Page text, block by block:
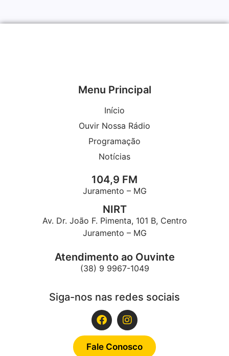
Menu Principal
Início
Ouvir Nossa Rádio
Programação
Notícias
104,9 FM
Juramento – MG
NIRT
Av. Dr. João F. Pimenta, 101 B, Centro
Juramento – MG
Atendimento ao Ouvinte
(38) 9 9967-1049
Siga-nos nas redes sociais
Fale Conosco